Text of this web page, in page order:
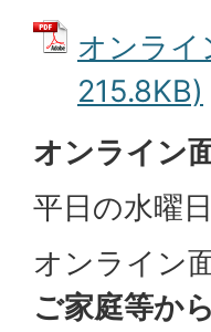
オンライ
215.8KB)
オンライン
平日の水曜
オンライン
ご家庭等か